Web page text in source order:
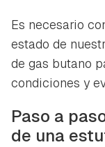
Es necesario
estado de
de gas butano
condiciones y
Paso a
de una